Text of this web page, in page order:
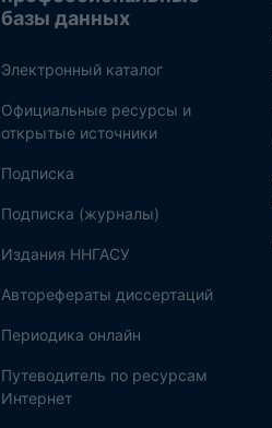
базы данных
Электронный каталог
Официальные ресурсы и
открытые источники
Подписка
Подписка (журналы)
Издания ННГАСУ
Авторефераты диссертаций
Периодика онлайн
Путеводитель по ресурсам
Интернет